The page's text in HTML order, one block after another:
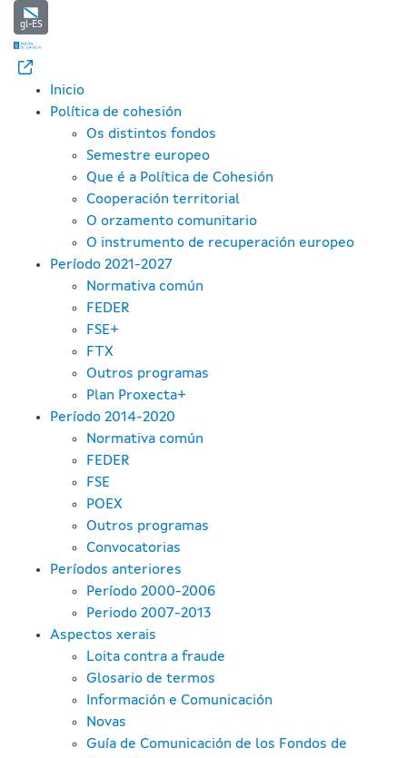
Regulamento (UE) 2021/1060
Skip to Main Content
gl-ES
Inicio
Política de cohesión
Os distintos fondos
Semestre europeo
Que é a Política de Cohesión
Cooperación territorial
O orzamento comunitario
O instrumento de recuperación europeo
Período 2021-2027
Normativa común
FEDER
FSE+
FTX
Outros programas
Plan Proxecta+
Período 2014-2020
Normativa común
FEDER
FSE
POEX
Outros programas
Convocatorias
Períodos anteriores
Período 2000-2006
Periodo 2007-2013
Aspectos xerais
Loita contra a fraude
Glosario de termos
Información e Comunicación
Novas
Guía de Comunicación de los Fondos de